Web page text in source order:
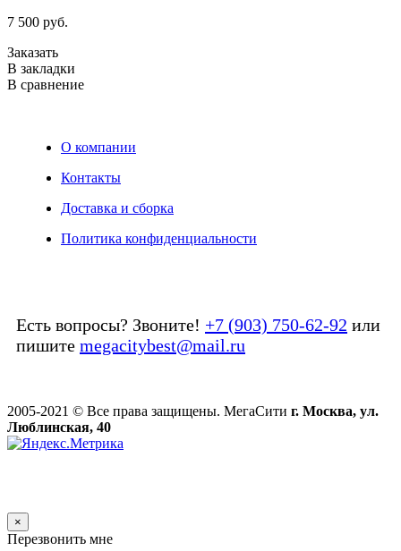
7 500 руб.
Заказать
В закладки
В сравнение
О компании
Контакты
Доставка и сборка
Политика конфиденциальности
Есть вопросы? Звоните! +7 (903) 750-62-92 или
пишите megacitybest@mail.ru
2005-2021 © Все права защищены. МегаСити г. Москва, ул.
Люблинская, 40
×
Перезвонить мне